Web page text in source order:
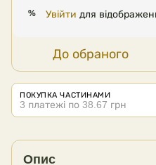
% Увійти для
До обраного
ПОКУПКА ЧАСТИНАМИ
3 платежі по 38.67 грн
Опис